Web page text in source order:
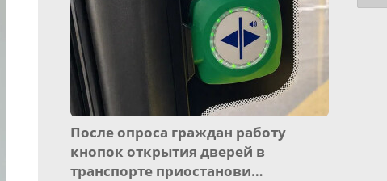
После опроса граждан работу
кнопок открытия дверей в
транспорте приостанови…